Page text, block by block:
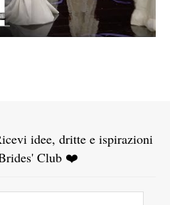
idee, dritte e ispirazioni
Club ❤️